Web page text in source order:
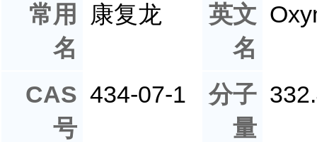
常用
名
康复龙
英文
名
CAS
号
434-07-1
分子
量